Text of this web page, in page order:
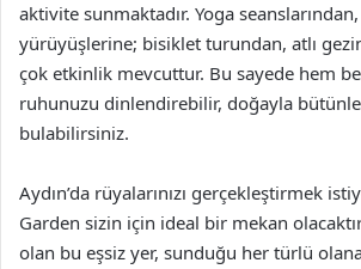
aktivite sunmaktadır. Yoga
yürüyüşlerine; bisiklet turundan, atlı
çok etkinlik mevcuttur. Bu sayede hem
ruhunuzu dinlendirebilir, doğayla
bulabilirsiniz.
Aydın’da rüyalarınızı gerçekleştirmek
Garden sizin için ideal bir mekan
olan bu eşsiz yer, sunduğu her türlü